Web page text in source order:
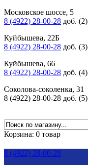
Московское шоссе, 5
8 (4922) 28-00-28 доб. (2)
Куйбышева, 22Б
8 (4922) 28-00-28 доб. (3)
Куйбышева, 66
8 (4922) 28-00-28 доб. (4)
Соколова-соколенка, 31
8 (4922) 28-00-28 доб. (5)
Корзина: 0 товар
8 (4922) 28-00-28